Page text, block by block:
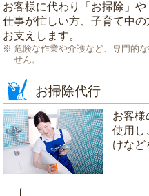
お客様に代わり「 お掃除 」や
仕事が忙しい方、子育て中
お支えします。
危険な作業や介護など、専門的
せん。
お掃除代行
お客様
使用し
けなど